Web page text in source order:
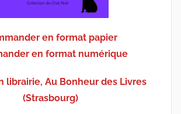
en format papier
en format numérique
librairie, Au Bonheur des Livres
(Strasbourg)